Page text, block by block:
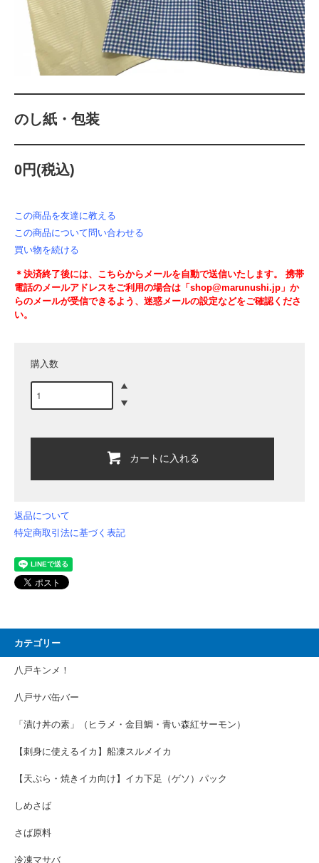
のし紙・包装
0円(税込)
この商品を友達に教える
この商品について問い合わせる
買い物を続ける
＊決済終了後には、こちらからメールを自動で送信いたします。 携帯
電話のメールアドレスをご利用の場合は「shop@marunushi.jp」か
らのメールが受信できるよう、迷惑メールの設定などをご確認くださ
い。
購入数
カートに入れる
返品について
特定商取引法に基づく表記
カテゴリー
八戸キンメ！
八戸サバ缶バー
「漬け丼の素」（ヒラメ・金目鯛・青い森紅サーモン）
【刺身に使えるイカ】船凍スルメイカ
【天ぷら・焼きイカ向け】イカ下足（ゲソ）パック
しめさば
さば原料
冷凍マサバ